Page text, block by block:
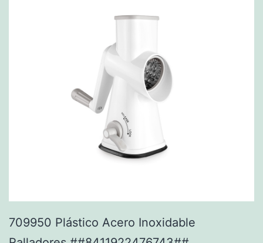
709950 Plástico Acero Inoxidable